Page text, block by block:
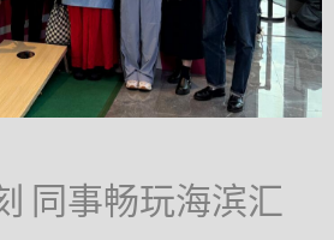
同事畅玩海滨汇